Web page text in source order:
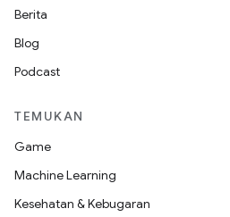
Berita
Blog
Podcast
TEMUKAN
Game
Machine Learning
Kesehatan & Kebugaran